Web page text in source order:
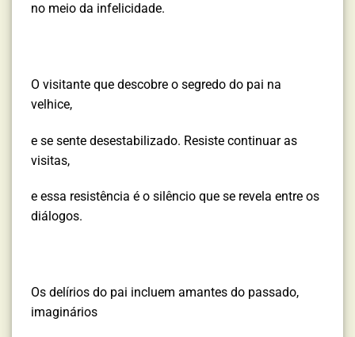
no meio da infelicidade.
O visitante que descobre o segredo do pai na
velhice,
e se sente desestabilizado. Resiste continuar as
visitas,
e essa resistência é o silêncio que se revela entre os
diálogos.
Os delírios do pai incluem amantes do passado,
imaginários